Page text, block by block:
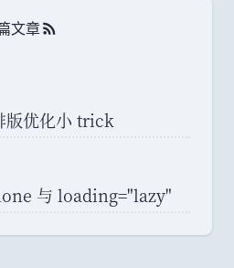
文章RSS 订阅
版优化小 trick
与 loading="lazy"